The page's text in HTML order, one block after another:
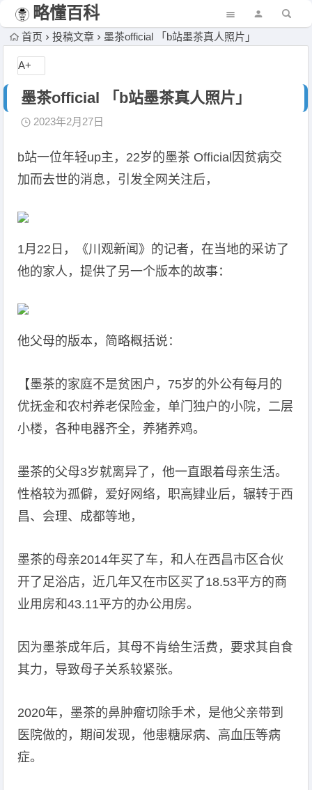
略懂百科
首页 投稿文章 墨茶official 「b站墨茶真人照片」
墨茶official 「b站墨茶真人照片」
2023年2月27日
b站一位年轻up主，22岁的墨茶 Official因贫病交
加而去世的消息，引发全网关注后，
1月22日，《川观新闻》的记者，在当地的采访了
他的家人，提供了另一个版本的故事：
他父母的版本，简略概括说：
【墨茶的家庭不是贫困户，75岁的外公有每月的
优抚金和农村养老保险金，单门独户的小院，二层
小楼，各种电器齐全，养猪养鸡。
墨茶的父母3岁就离异了，他一直跟着母亲生活。
性格较为孤僻，爱好网络，职高肄业后，辗转于西
昌、会理、成都等地，
墨茶的母亲2014年买了车，和人在西昌市区合伙
开了足浴店，近几年又在市区买了18.53平方的商
业用房和43.11平方的办公用房。
因为墨茶成年后，其母不肯给生活费，要求其自食
其力，导致母子关系较紧张。
2020年，墨茶的鼻肿瘤切除手术，是他父亲带到
医院做的，期间发现，他患糖尿病、高血压等病
症。
A+